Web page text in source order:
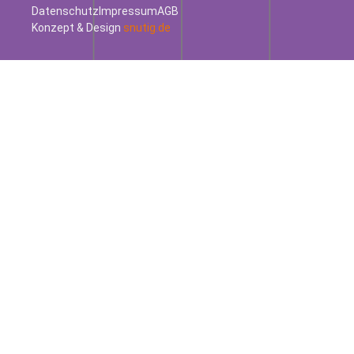
Datenschutz ImpressumAGB
Konzept & Design snutig.de